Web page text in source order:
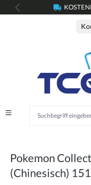
springen
Pokemon
(Chinesisch)